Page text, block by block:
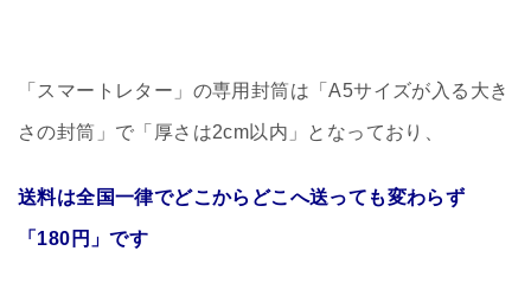
「スマートレター」の専用封筒は「A5サイズが入る大き
さの封筒」で「厚さは2cm以内」となっており、
送料は全国一律でどこからどこへ送っても変わらず
「180円」です